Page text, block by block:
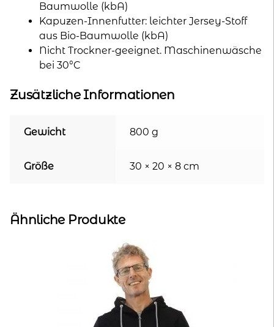
Baumwolle (kbA)
Kapuzen-Innenfutter: leichter Jersey-Stoff
aus Bio-Baumwolle (kbA)
Nicht Trockner-geeignet. Maschinenwäsche
bei 30°C
Zusätzliche Informationen
Gewicht 800 g
Größe 30 × 20 × 8 cm
Ähnliche Produkte